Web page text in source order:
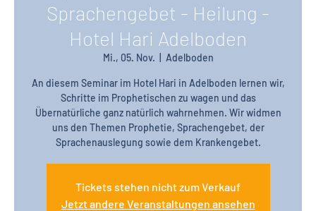
Sprachengebet - Heilung -
Hotel Hari Adelboden
Mi., 05. Nov. Adelboden
An diesem Seminar im Hotel Hari in Adelboden lernen wir,
Schritte im Prophetischen zu wagen und das
Übernatürliche ganz natürlich wahrnehmen. Wir widmen
uns den Themen Prophetie, Sprachengebet, der
Sprachenauslegung sowie dem Krankengebet.
Tickets stehen nicht zum Verkauf
Jetzt andere Veranstaltungen ansehen